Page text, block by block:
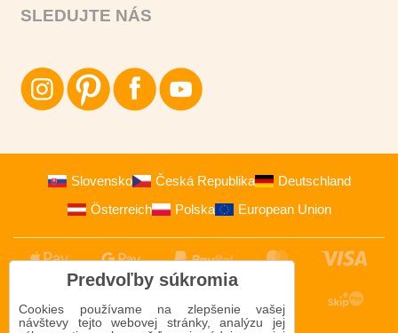
SLEDUJTE NÁS
Slovensko Česká Republika
Deutschland
Österreich
Polska European Union
Predvoľby súkromia
Cookies používame na zlepšenie vašej
návštevy tejto webovej stránky, analýzu jej